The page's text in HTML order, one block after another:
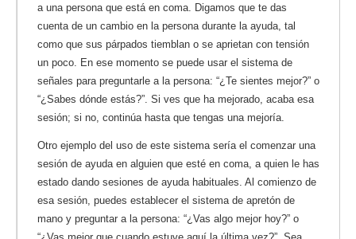
a una persona que está en coma. Digamos que te das
cuenta de un cambio en la persona durante la ayuda, tal
como que sus párpados tiemblan o se aprietan con tensión
un poco. En ese momento se puede usar el sistema de
señales para preguntarle a la persona: “¿Te sientes mejor?” o
“¿Sabes dónde estás?”. Si ves que ha mejorado, acaba esa
sesión; si no, continúa hasta que tengas una mejoría.
Otro ejemplo del uso de este sistema sería el comenzar una
sesión de ayuda en alguien que esté en coma, a quien le has
estado dando sesiones de ayuda habituales. Al comienzo de
esa sesión, puedes establecer el sistema de apretón de
mano y preguntar a la persona: “¿Vas algo mejor hoy?” o